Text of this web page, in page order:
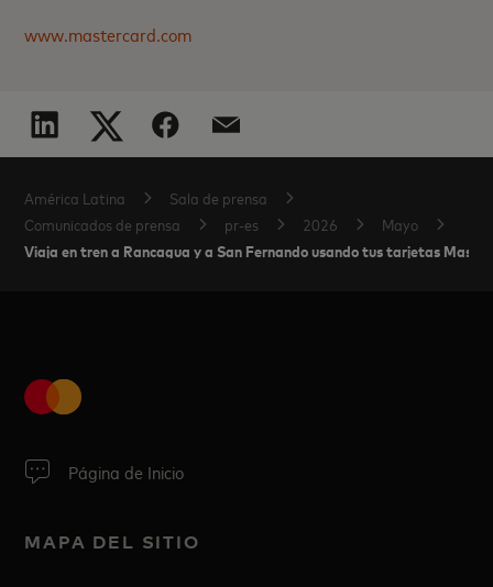
www.mastercard.com
América Latina
Sala de prensa
Comunicados de prensa
pr-es 2026 Mayo
Viaja en tren a Rancagua y a San Fernando usando tus tarjetas
Página de Inicio
MAPA DEL SITIO